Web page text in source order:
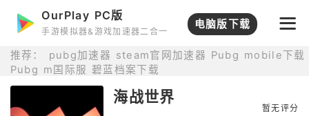
打开APP
推荐： pubg加速器 steam官网加速器 Pubg mobile下载
Pubg m国际服 碧蓝档案下载
OurPlay PC版
手游模拟器&游戏加速器二合一
电脑版下载
海战世界
暂无评分